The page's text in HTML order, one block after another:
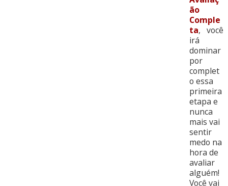
ão
Comple
ta, você
irá
dominar
por
complet
o essa
primeira
etapa e
nunca
mais vai
sentir
medo na
hora de
avaliar
alguém!
Você vai